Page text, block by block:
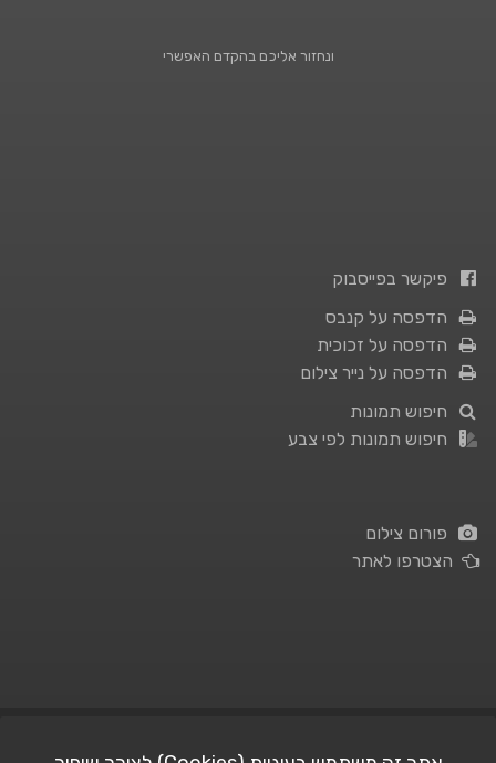
ונחזור אליכם בהקדם האפשרי
פיקשר בפייסבוק
הדפסה על קנבס
הדפסה על זכוכית
הדפסה על נייר צילום
חיפוש תמונות
חיפוש תמונות לפי צבע
פורום צילום
הצטרפו לאתר